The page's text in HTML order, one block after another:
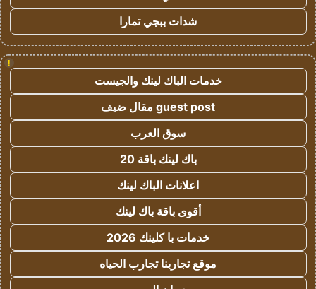
شدات ببجي تمارا
!
خدمات الباك لينك والجيست
guest post مقال ضيف
سوق العرب
باك لينك باقة 20
اعلانات الباك لينك
أقوى باقة باك لينك
خدمات با كلينك 2026
موقع تجاربنا تجارب الحياه